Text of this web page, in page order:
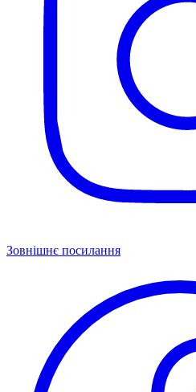
Зовнішнє посилання